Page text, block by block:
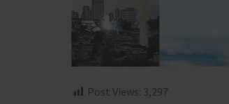
Post Views: 3,297